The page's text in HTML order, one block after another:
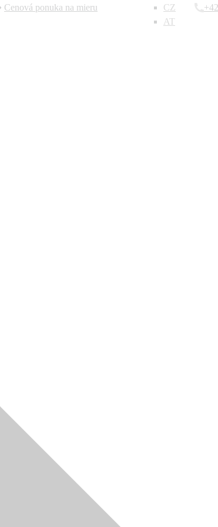
Cenová ponuka na mieru
CZ
AT